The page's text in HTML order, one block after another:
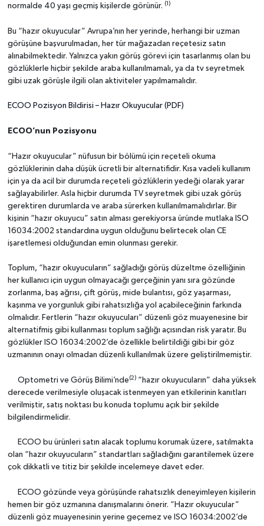
normalde 40 yaşı geçmiş kişilerde görünür. (1)
Bu “hazır okuyucular” Avrupa’nın her yerinde, herhangi bir uzman
görüşüne başvurulmadan, her tür mağazadan reçetesiz satın
alınabilmektedir. Yalnızca yakın görüş görevi için tasarlanmış olan bu
gözlüklerle hiçbir şekilde araba kullanılmamalı, ya da tv seyretmek
gibi uzak görüşle ilgili olan aktiviteler yapılmamalıdır.
ECOO Pozisyon Bildirisi – Hazır Okuyucular (PDF)
ECOO’nun Pozisyonu
“Hazır okuyucular” nüfusun bir bölümü için reçeteli okuma
gözlüklerinin daha düşük ücretli bir alternatifidir. Kısa vadeli kullanım
için ya da acil bir durumda reçeteli gözlüklerin yedeği olarak yarar
sağlayabilirler. Asla hiçbir durumda TV seyretmek gibi uzak görüş
gerektiren durumlarda ve araba sürerken kullanılmamalıdırlar. Bir
kişinin “hazır okuyucu” satın alması gerekiyorsa üründe mutlaka ISO
16034:2002 standardına uygun olduğunu belirtecek olan CE
işaretlemesi olduğundan emin olunması gerekir.
Toplum, “hazır okuyucuların” sağladığı görüş düzeltme özelliğinin
her kullanıcı için uygun olmayacağı gerçeğinin yanı sıra gözünde
zorlanma, baş ağrısı, çift görüş, mide bulantısı, göz yaşarması,
kaşınma ve yorgunluk gibi rahatsızlığa yol açabileceğinin farkında
olmalıdır. Fertlerin “hazır okuyucuları” düzenli göz muayenesine bir
alternatifmiş gibi kullanması toplum sağlığı açısından risk yaratır. Bu
gözlükler ISO 16034:2002’de özellikle belirtildiği gibi bir göz
uzmanının onayı olmadan düzenli kullanılmak üzere geliştirilmemiştir.
Optometri ve Görüş Bilimi’nde (2)“hazır okuyucuların” daha yüksek
derecede verilmesiyle oluşacak istenmeyen yan etkilerinin kanıtları
verilmiştir, satış noktası bu konuda toplumu açık bir şekilde
bilgilendirmelidir.
ECOO bu ürünleri satın alacak toplumu korumak üzere, satılmakta
olan “hazır okuyucuların” standartları sağladığını garantilemek üzere
çok dikkatli ve titiz bir şekilde incelemeye davet eder.
ECOO gözünde veya görüşünde rahatsızlık deneyimleyen kişilerin
hemen bir göz uzmanına danışmalarını önerir. “Hazır okuyucular”
düzenli göz muayenesinin yerine geçemez ve ISO 16034:2002’de